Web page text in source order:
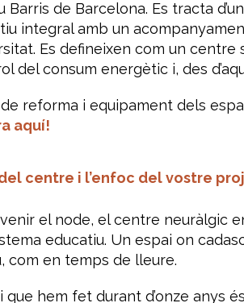
de Barcelona. Es tracta
integral amb un
Es defineixen com un
del consum energètic i, des
reforma i equipament dels
aquí!
centre i l’enfoc del vostre
el node, el centre neuràlgic
educatiu. Un espai on
com en temps de lleure.
hem fet durant d’onze anys és